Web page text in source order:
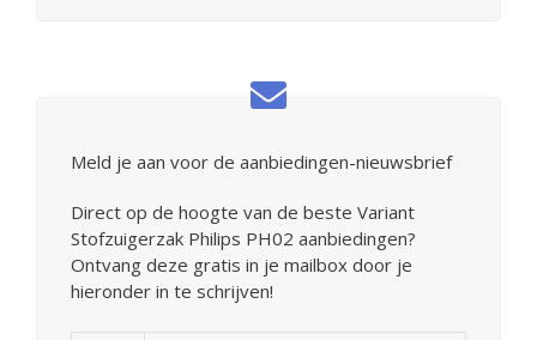
Meld je aan voor de aanbiedingen-nieuwsbrief
Direct op de hoogte van de beste Variant
Stofzuigerzak Philips PH02 aanbiedingen?
Ontvang deze gratis in je mailbox door je
hieronder in te schrijven!